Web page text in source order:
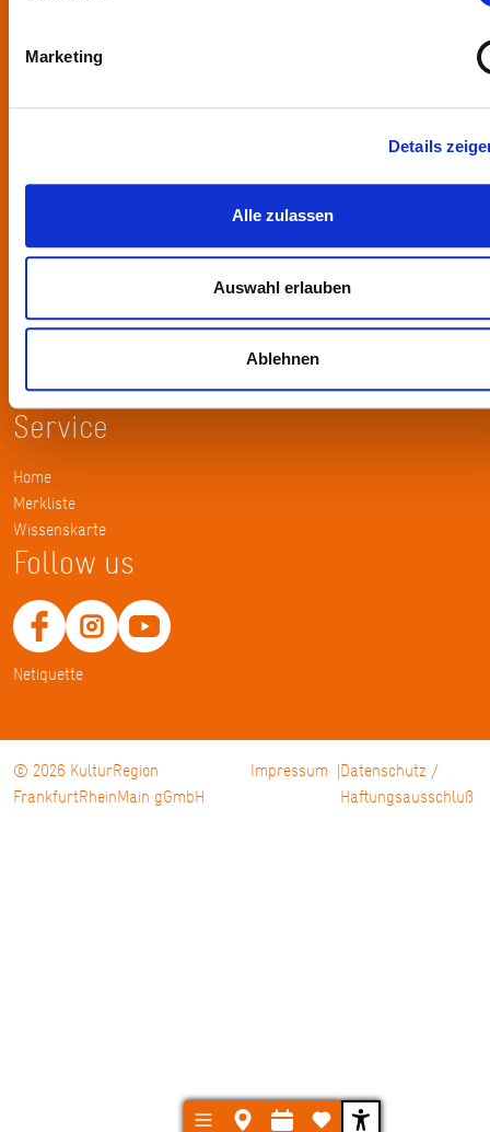
Marketing
Details
Alle zulassen
Auswahl erlauben
Ablehnen
vielfältige lokale und regionale Kultur und fördert die
Kontakt
KulturRegion FrankfurtRheinMain gGmbH Poststraße 16 60329
Tel.: +49 69 2577-1700
Service
Home
Merkliste
Wissenskarte
Follow us
Netiquette
© 2026 KulturRegion
FrankfurtRheinMain gGmbH
Impressum
Datenschutz /
Haftungsausschluß